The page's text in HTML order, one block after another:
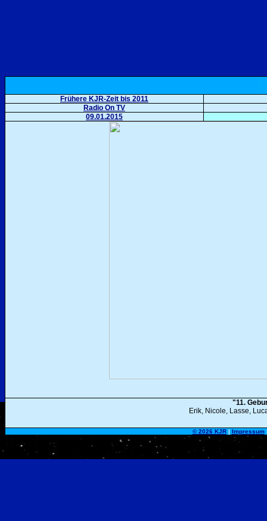
Frühere KJR-Zeit bis 2011
Radio On TV
09.01.2015
"11.
Erik, Nicole, Lasse,
©2026 KJR| Impressum